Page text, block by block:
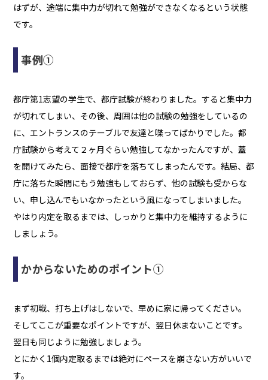
はずが、途端に集中力が切れて勉強ができなくなるという状態
です。
事例①
都庁第1志望の学生で、都庁試験が終わりました。すると集中力
が切れてしまい、その後、周囲は他の試験の勉強をしているの
に、エントランスのテーブルで友達と喋ってばかりでした。都
庁試験から考えて２ヶ月ぐらい勉強してなかったんですが、蓋
を開けてみたら、面接で都庁を落ちてしまったんです。結局、都
庁に落ちた瞬間にもう勉強もしておらず、他の試験も受からな
い、申し込んでもいなかったという風になってしまいました。
やはり内定を取るまでは、しっかりと集中力を維持するように
しましょう。
かからないためのポイント①
まず初戦、打ち上げはしないで、早めに家に帰ってください。
そしてここが重要なポイントですが、翌日休まないことです。
翌日も同じように勉強しましょう。
とにかく1個内定取るまでは絶対にペースを崩さない方がいいで
す。